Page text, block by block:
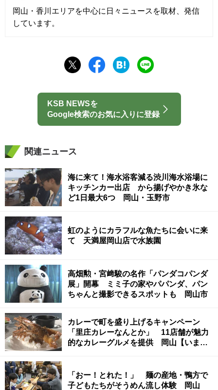
岡山・香川エリアを中心に日々ニュースを取材、発信
しています。
KSB NEWSを
Google検索のお気に入りに登録
関連ニュース
海に来て！海水浴客減る渋川海水浴場に
キッチンカー出店 から揚げやかき氷な
ど1日最大6つ 岡山・玉野市
虹のようにカラフルな魚たちに会いに来
て 天満屋岡山店で水族園
高畑勲・宮﨑駿の名作「パンダコパンダ
展」開幕 ミミ子の家やパパンダ、パン
ちゃんと撮影できるスポットも 岡山市
カレーで町を盛り上げるキャンペーン
「里庄カレーなんとか」 11店舗が魅力
的なカレーグルメを提供 岡山【いまコ
「おー！とれた！」 麺の産地・鴨方で
子どもたちがそうめん流し体験 岡山